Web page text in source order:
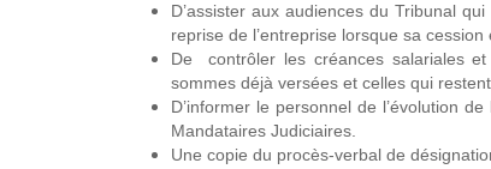
D’assister aux audiences du Tribunal
reprise de l’entreprise lorsque sa
De contrôler les créances salariales
sommes déjà versées et celles qui
D’informer le personnel de l’évolution
Mandataires Judiciaires.
Une copie du procès-verbal de